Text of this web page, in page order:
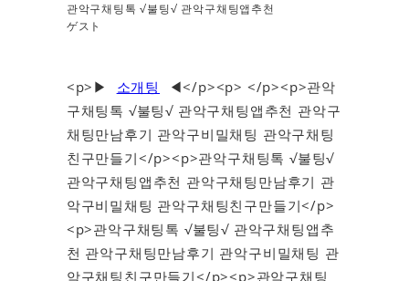
관악구채팅톡 √불팅√ 관악구채팅앱추천
ゲスト
<p>▶ 소개팅
◀</p><p> </p><p>관악
구채팅톡 √불팅√ 관악구채팅앱추천 관악구
채팅만남후기 관악구비밀채팅 관악구채팅
친구만들기</p><p>관악구채팅톡 √불팅√
관악구채팅앱추천 관악구채팅만남후기 관
악구비밀채팅 관악구채팅친구만들기</p>
<p>관악구채팅톡 √불팅√ 관악구채팅앱추
천 관악구채팅만남후기 관악구비밀채팅 관
악구채팅친구만들기</p><p>관악구채팅